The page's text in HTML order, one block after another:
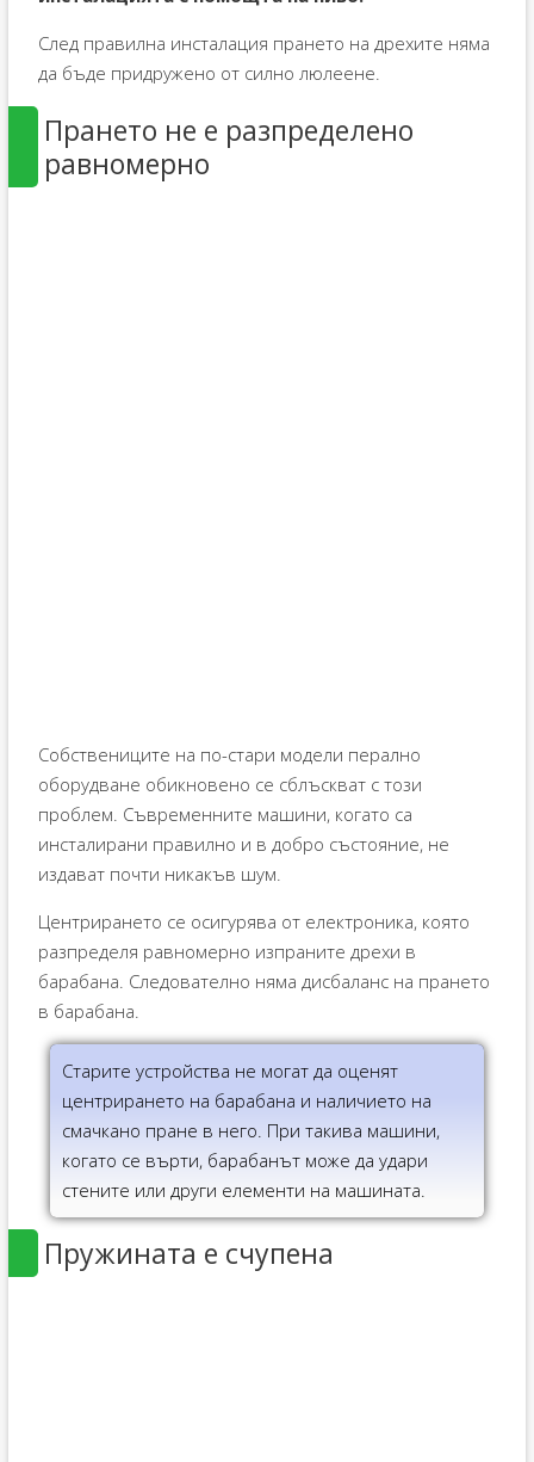
След правилна инсталация прането на дрехите няма
да бъде придружено от силно люлеене.
Прането не е разпределено
равномерно
Собствениците на по-стари модели перално
оборудване обикновено се сблъскват с този
проблем. Съвременните машини, когато са
инсталирани правилно и в добро състояние, не
издават почти никакъв шум.
Центрирането се осигурява от електроника, която
разпределя равномерно изпраните дрехи в
барабана. Следователно няма дисбаланс на прането
в барабана.
Старите устройства не могат да оценят
центрирането на барабана и наличието на
смачкано пране в него. При такива машини,
когато се върти, барабанът може да удари
стените или други елементи на машината.
Пружината е счупена